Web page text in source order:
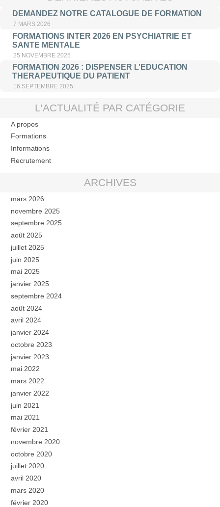
DEMANDEZ NOTRE CATALOGUE DE FORMATION
7 MARS 2026
FORMATIONS INTER 2026 EN PSYCHIATRIE ET
SANTE MENTALE
25 NOVEMBRE 2025
FORMATION 2026 : DISPENSER L’EDUCATION
THERAPEUTIQUE DU PATIENT
16 SEPTEMBRE 2025
L’ACTUALITÉ PAR CATÉGORIE
A propos
Formations
Informations
Recrutement
ARCHIVES
mars 2026
novembre 2025
septembre 2025
août 2025
juillet 2025
juin 2025
mai 2025
janvier 2025
septembre 2024
août 2024
avril 2024
janvier 2024
octobre 2023
janvier 2023
mai 2022
mars 2022
janvier 2022
juin 2021
mai 2021
février 2021
novembre 2020
octobre 2020
juillet 2020
avril 2020
mars 2020
février 2020